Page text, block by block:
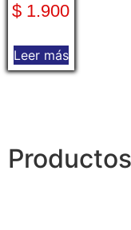
$ 1.900
Leer más